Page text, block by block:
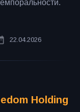
22.04.2026
Holding